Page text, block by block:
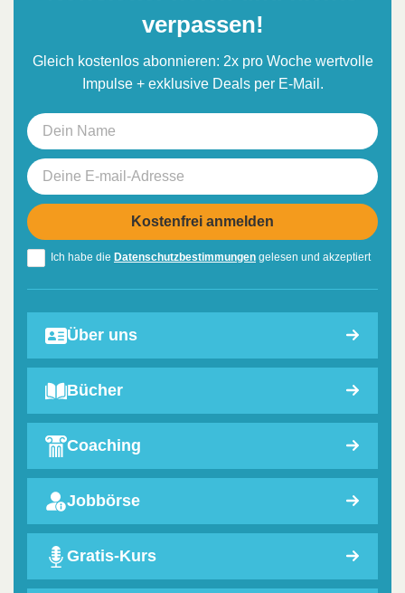
verpassen!
Gleich kostenlos abonnieren: 2x pro Woche wertvolle
Impulse + exklusive Deals per E-Mail.
Ich habe die Datenschutzbestimmungen gelesen und akzeptiert
Über uns
Bücher
Coaching
Jobbörse
Gratis-Kurs